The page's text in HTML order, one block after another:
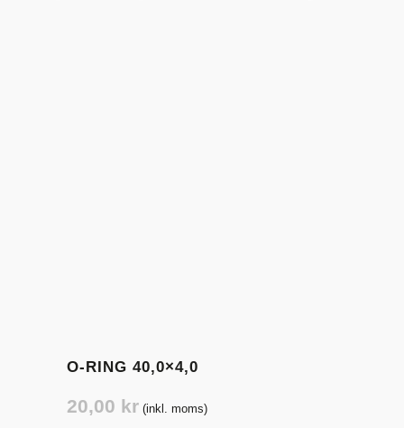
O-RING 40,0×4,0
20,00 kr (inkl. moms)